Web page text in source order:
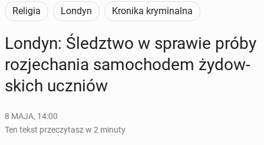
Religia Londyn Kronika kryminalna
Londyn: Śledz­two w sprawie próby
roz­je­cha­nia sa­mo­cho­dem ży­dow­
skich uczniów
8 MAJA, 14:00
Ten tekst przeczytasz w 2 minuty